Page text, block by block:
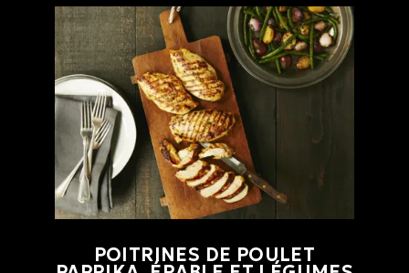
POITRINES DE POULET